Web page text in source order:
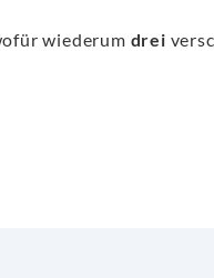
wiederum drei